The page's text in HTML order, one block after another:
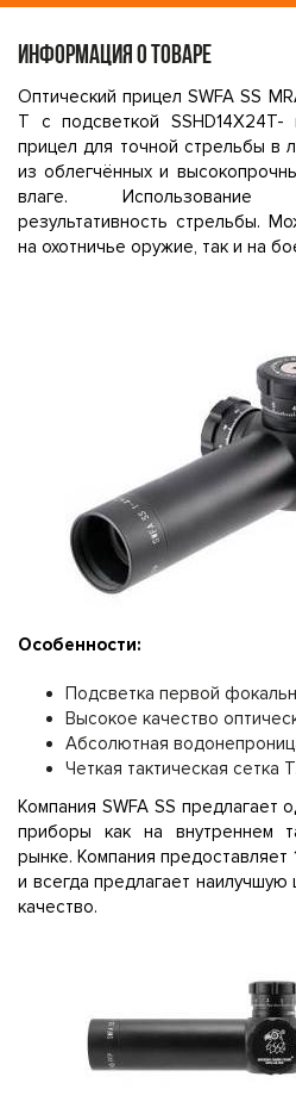
ИНФОРМАЦИЯ О ТОВАРЕ
Оптический прицел SWFA SS
T с подсветкой SSHD14X24T-
прицел для точной стрельбы в
из облегчённых и
влаге. Использование
результативность стрельбы.
на охотничье оружие, так и на
Особенности:
Подсветка первой
Высокое качество
Абсолютная
Четкая тактическая сетка T.
Компания SWFA SS предлагает
приборы как на внутреннем
рынке. Компания предоставляет
и всегда предлагает
качество.